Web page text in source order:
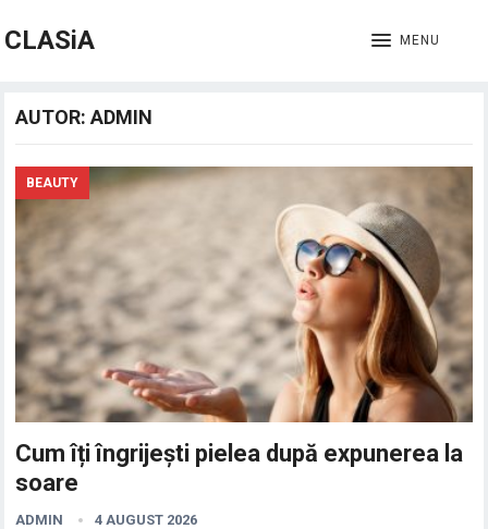
CLASiA MENU
AUTOR:ADMIN
BEAUTY
Cum îți îngrijești pielea după expunerea la
soare
ADMIN 4 AUGUST 2026